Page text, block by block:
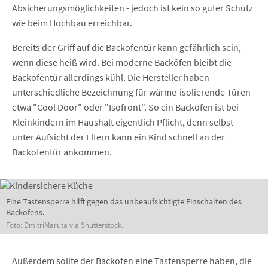
Absicherungsmöglichkeiten - jedoch ist kein so guter Schutz
wie beim Hochbau erreichbar.
Bereits der Griff auf die Backofentür kann gefährlich sein,
wenn diese heiß wird. Bei moderne Backöfen bleibt die
Backofentür allerdings kühl. Die Hersteller haben
unterschiedliche Bezeichnung für wärme-isolierende Türen -
etwa "Cool Door" oder "Isofront". So ein Backofen ist bei
Kleinkindern im Haushalt eigentlich Pflicht, denn selbst
unter Aufsicht der Eltern kann ein Kind schnell an der
Backofentür ankommen.
Eine Tastensperre hilft gegen das unbeaufsichtigte Einschalten des
Backofens.
Foto: DmitriMaruta via Shutterstock.
Außerdem sollte der Backofen eine Tastensperre haben, die